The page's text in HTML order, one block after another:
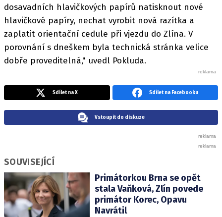
dosavadních hlavičkových papírů natisknout nové
hlavičkové papíry, nechat vyrobit nová razítka a
zaplatit orientační cedule při vjezdu do Zlína. V
porovnání s dneškem byla technická stránka velice
dobře proveditelná," uvedl Pokluda.
Sdílet na X Sdílet na Facebooku
Vstoupit do diskuze
SOUVISEJÍCÍ
Primátorkou Brna se opět
stala Vaňková, Zlín povede
primátor Korec, Opavu
Navrátil